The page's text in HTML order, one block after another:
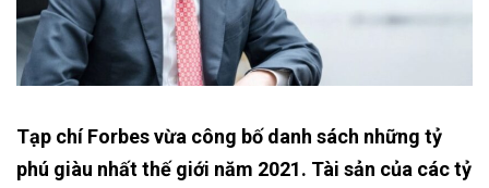
Tạp chí Forbes vừa công bố danh sách những tỷ
phú giàu nhất thế giới năm 2021. Tài sản của các tỷ